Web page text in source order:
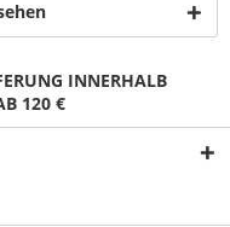
INNERHALB
120 €